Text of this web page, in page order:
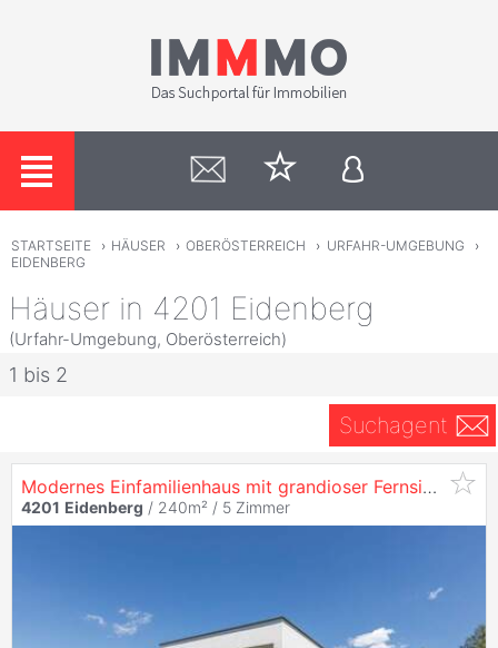
STARTSEITE › HÄUSER › OBERÖSTERREICH › URFAHR-UMGEBUNG
›
EIDENBERG
Häuser in 4201 Eidenberg
(Urfahr-Umgebung, Oberösterreich)
1 bis 2
Suchagent
Modernes Einfamilienhaus mit grandioser Fernsicht!
4201 Eidenberg / 240m² / 5 Zimmer